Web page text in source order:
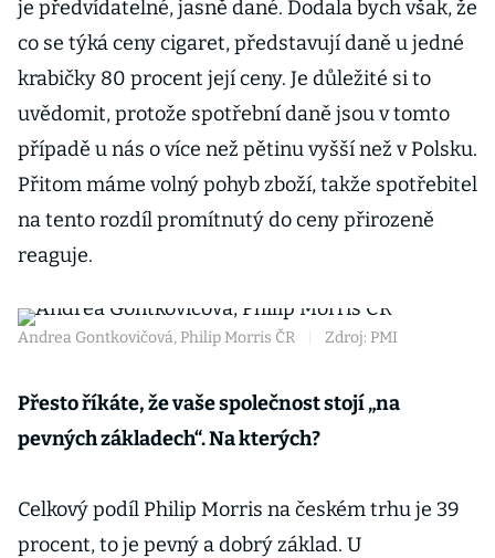
je předvídatelné, jasně dané. Dodala bych však, že
co se týká ceny cigaret, představují daně u jedné
krabičky 80 procent její ceny. Je důležité si to
uvědomit, protože spotřební daně jsou v tomto
případě u nás o více než pětinu vyšší než v Polsku.
Přitom máme volný pohyb zboží, takže spotřebitel
na tento rozdíl promítnutý do ceny přirozeně
reaguje.
Andrea Gontkovičová, Philip Morris ČR Zdroj: PMI
Přesto říkáte, že vaše společnost stojí „na
pevných základech“. Na kterých?
Celkový podíl Philip Morris na českém trhu je 39
procent, to je pevný a dobrý základ. U